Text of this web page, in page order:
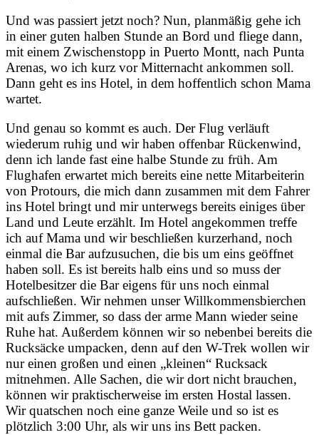
Und was passiert jetzt noch? Nun, planmäßig gehe ich
in einer guten halben Stunde an Bord und fliege dann,
mit einem Zwischenstopp in Puerto Montt, nach Punta
Arenas, wo ich kurz vor Mitternacht ankommen soll.
Dann geht es ins Hotel, in dem hoffentlich schon Mama
wartet.
Und genau so kommt es auch. Der Flug verläuft
wiederum ruhig und wir haben offenbar Rückenwind,
denn ich lande fast eine halbe Stunde zu früh. Am
Flughafen erwartet mich bereits eine nette Mitarbeiterin
von Protours, die mich dann zusammen mit dem Fahrer
ins Hotel bringt und mir unterwegs bereits einiges über
Land und Leute erzählt. Im Hotel angekommen treffe
ich auf Mama und wir beschließen kurzerhand, noch
einmal die Bar aufzusuchen, die bis um eins geöffnet
haben soll. Es ist bereits halb eins und so muss der
Hotelbesitzer die Bar eigens für uns noch einmal
aufschließen. Wir nehmen unser Willkommensbierchen
mit aufs Zimmer, so dass der arme Mann wieder seine
Ruhe hat. Außerdem können wir so nebenbei bereits die
Rucksäcke umpacken, denn auf den W-Trek wollen wir
nur einen großen und einen „kleinen“ Rucksack
mitnehmen. Alle Sachen, die wir dort nicht brauchen,
können wir praktischerweise im ersten Hostal lassen.
Wir quatschen noch eine ganze Weile und so ist es
plötzlich 3:00 Uhr, als wir uns ins Bett packen.